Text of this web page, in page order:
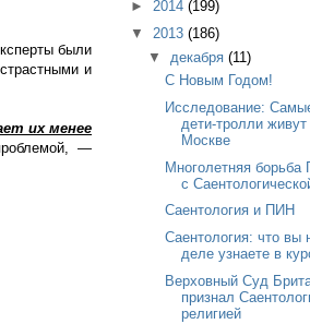
были
и
их менее
—
► 2014 (199)
▼ 2013 (186)
▼ декабря (11)
С Новым Годом!
Исследование:
дети-тролли живут
Москве
Многолетняя борьба
с
Саентология и ПИН
Саентология: что вы
деле узнаете в
Верховный Суд
признал
религией